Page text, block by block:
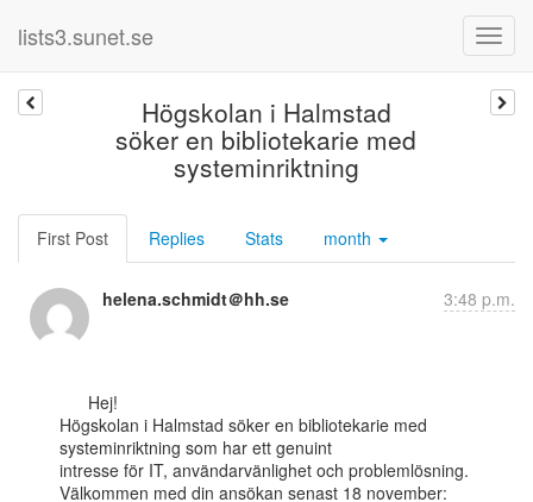
lists3.sunet.se
Högskolan i Halmstad
söker en bibliotekarie med
systeminriktning
First Post Replies Stats month
helena.schmidt＠hh.se 3:48 p.m.
Högskolan i Halmstad söker en bibliotekarie med
systeminriktning som har ett genuint
intresse för IT, användarvänlighet och problemlösning.